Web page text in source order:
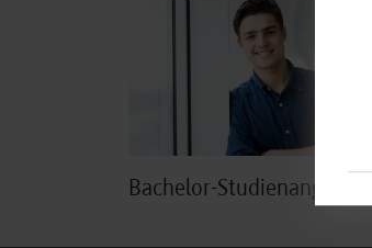
Bachelor-Studienangebot
Zum Bachelor-Studienangebot